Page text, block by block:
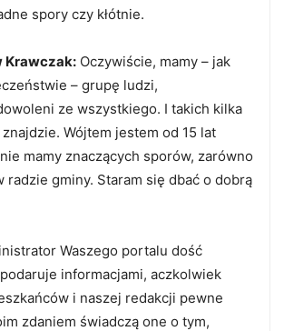
spory czy kłótnie.
Krawczak: Oczywiście, mamy – jak
– grupę ludzi,
ze wszystkiego. I takich kilka
Wójtem jestem od 15 lat
mamy znaczących sporów, zarówno
radzie gminy. Staram się dbać o dobrą
Waszego portalu dość
informacjami, aczkolwiek
i naszej redakcji pewne
zdaniem świadczą one o tym,